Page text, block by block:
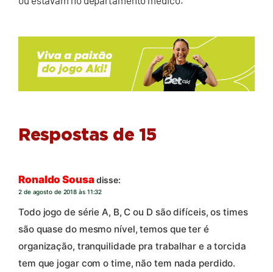
Respostas de 15
Ronaldo Sousadisse:
2 de agosto de 2018 às 11:32
Todo jogo de série A, B, C ou D são difíceis, os times
são quase do mesmo nível, temos que ter é
organização, tranquilidade pra trabalhar e a torcida
tem que jogar com o time, não tem nada perdido.